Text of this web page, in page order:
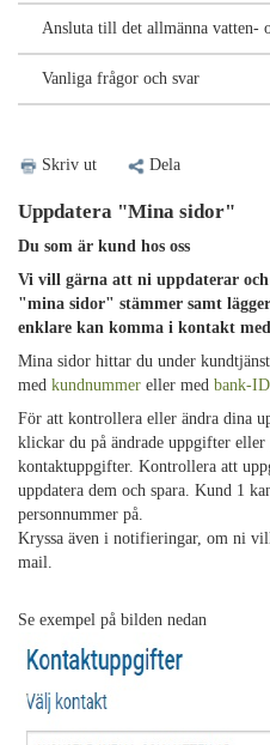
Ansluta till det allmänna vatten-
Vanliga frågor och svar
Skriv ut Dela
Uppdatera "Mina sidor"
Du som är kund hos oss
Vi vill gärna att ni uppdaterar
"mina sidor" stämmer samt
enklare kan komma i kontakt
Mina sidor hittar du under
med kundnummer eller med bank-ID
För att kontrollera eller ändra dina
klickar du på ändrade uppgifter eller
kontaktuppgifter. Kontrollera att
uppdatera dem och spara. Kund 1
personnummer på.
Kryssa även i notifieringar, om ni
mail.
Se exempel på bilden nedan